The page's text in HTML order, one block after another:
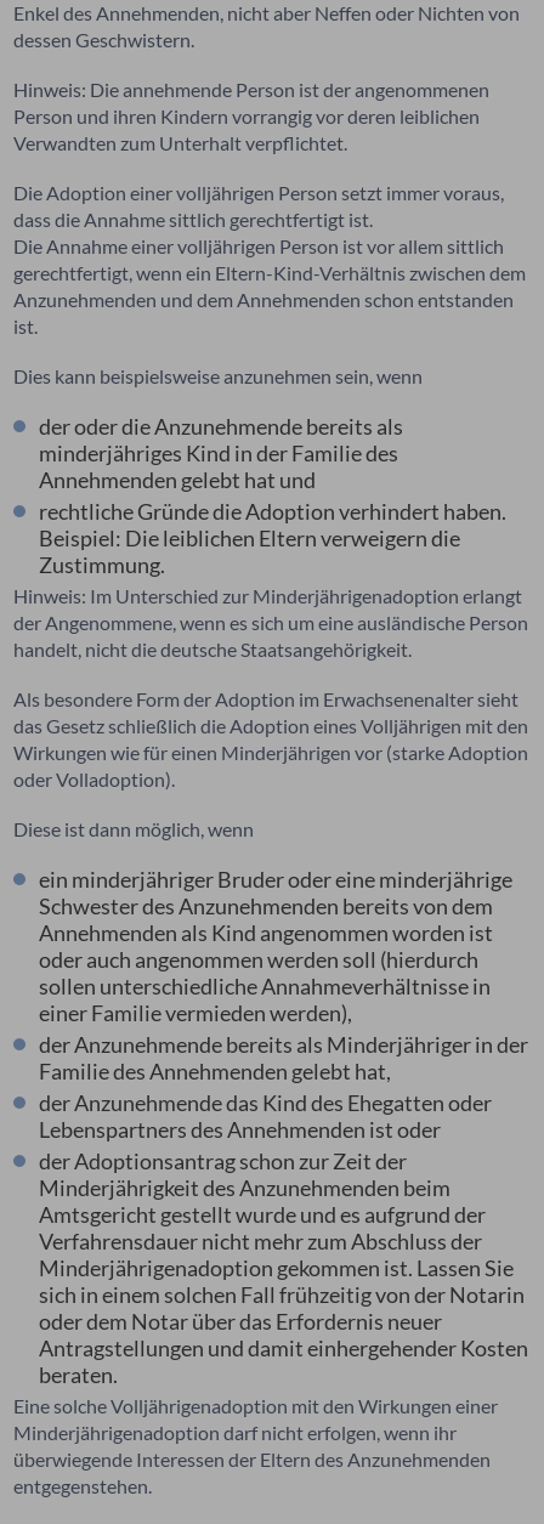
Enkel des Annehmenden, nicht aber Neffen oder Nichten von
dessen Geschwistern.
Hinweis: Die annehmende Person ist der angenommenen
Person und ihren Kindern vorrangig vor deren leiblichen
Verwandten zum Unterhalt verpflichtet.
Die Adoption einer volljährigen Person setzt immer voraus,
dass die Annahme sittlich gerechtfertigt ist.
Die Annahme einer volljährigen Person ist vor allem sittlich
gerechtfertigt, wenn ein Eltern-Kind-Verhältnis zwischen dem
Anzunehmenden und dem Annehmenden schon entstanden
ist.
Dies kann beispielsweise anzunehmen sein, wenn
der oder die Anzunehmende bereits als
minderjähriges Kind in der Familie des
Annehmenden gelebt hat und
rechtliche Gründe die Adoption verhindert haben.
Beispiel: Die leiblichen Eltern verweigern die
Zustimmung.
Hinweis: Im Unterschied zur Minderjährigenadoption erlangt
der Angenommene, wenn es sich um eine ausländische Person
handelt, nicht die deutsche Staatsangehörigkeit.
Als besondere Form der Adoption im Erwachsenenalter sieht
das Gesetz schließlich die Adoption eines Volljährigen mit den
Wirkungen wie für einen Minderjährigen vor (starke Adoption
oder Volladoption).
Diese ist dann möglich, wenn
ein minderjähriger Bruder oder eine minderjährige
Schwester des Anzunehmenden bereits von dem
Annehmenden als Kind angenommen worden ist
oder auch angenommen werden soll (hierdurch
sollen unterschiedliche Annahmeverhältnisse in
einer Familie vermieden werden),
der Anzunehmende bereits als Minderjähriger in der
Familie des Annehmenden gelebt hat,
der Anzunehmende das Kind des Ehegatten oder
Lebenspartners des Annehmenden ist oder
der Adoptionsantrag schon zur Zeit der
Minderjährigkeit des Anzunehmenden beim
Amtsgericht gestellt wurde und es aufgrund der
Verfahrensdauer nicht mehr zum Abschluss der
Minderjährigenadoption gekommen ist. Lassen Sie
sich in einem solchen Fall frühzeitig von der Notarin
oder dem Notar über das Erfordernis neuer
Antragstellungen und damit einhergehender Kosten
beraten.
Eine solche Volljährigenadoption mit den Wirkungen einer
Minderjährigenadoption darf nicht erfolgen, wenn ihr
überwiegende Interessen der Eltern des Anzunehmenden
entgegenstehen.